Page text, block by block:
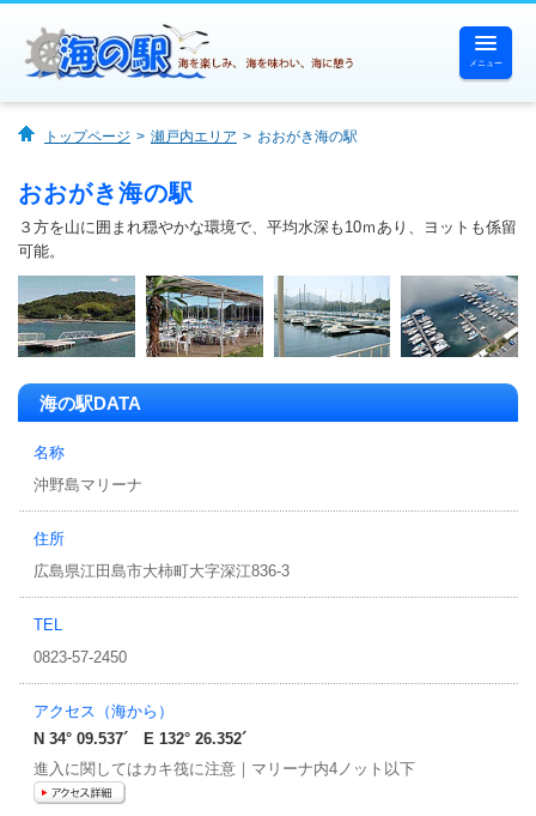
メニュー
海の駅一覧
海を体験する
海を味わう
トップページ 瀬戸内エリア おおがき海の駅
おおがき海の駅
３方を山に囲まれ穏やかな環境で、平均水深も10ｍあり、ヨットも係留
可能。
海の駅DATA
名称
沖野島マリーナ
住所
広島県江田島市大柿町大字深江836-3
TEL
0823-57-2450
アクセス（海から）
N 34° 09.537´ E 132° 26.352´
進入に関してはカキ筏に注意｜マリーナ内4ノット以下